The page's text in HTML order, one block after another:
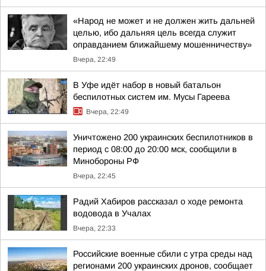
«Народ не может и не должен жить дальней
целью, ибо дальняя цель всегда служит
оправданием ближайшему мошенничеству»
Вчера, 22:49
В Уфе идёт набор в новый батальон
беспилотных систем им. Мусы Гареева
Вчера, 22:49
Уничтожено 200 украинских беспилотников в
период с 08:00 до 20:00 мск, сообщили в
Минобороны РФ
Вчера, 22:45
Радий Хабиров рассказал о ходе ремонта
водовода в Учалах
Вчера, 22:33
Российские военные сбили с утра среды над
регионами 200 украинских дронов, сообщает